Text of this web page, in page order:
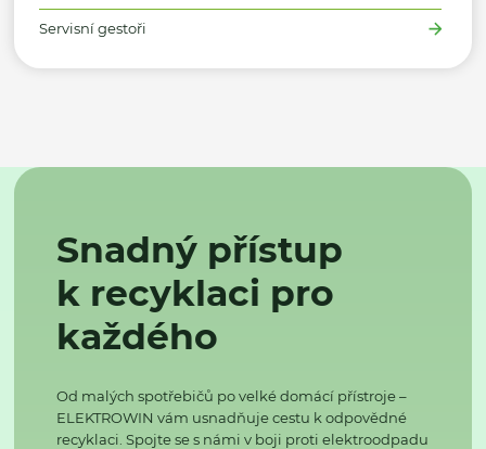
Servisní gestoři
Snadný přístup
k recyklaci pro
každého
Od malých spotřebičů po velké domácí přístroje –
ELEKTROWIN vám usnadňuje cestu k odpovědné
recyklaci. Spojte se s námi v boji proti elektroodpadu